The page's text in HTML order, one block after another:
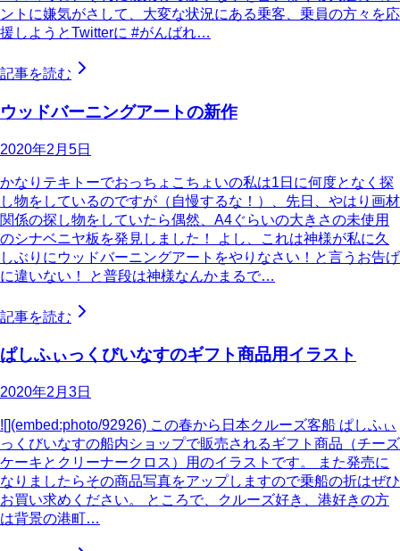
ントに嫌気がさして、大変な状況にある乗客、乗員の方々を応
援しようとTwitterに #がんばれ…
記事を読む
ウッドバーニングアートの新作
2020年2月5日
かなりテキトーでおっちょこちょいの私は1日に何度となく探
し物をしているのですが（自慢するな！）、先日、やはり画材
関係の探し物をしていたら偶然、A4ぐらいの大きさの未使用
のシナベニヤ板を発見しました！ よし、これは神様が私に久
しぶりにウッドバーニングアートをやりなさい！と言うお告げ
に違いない！ と普段は神様なんかまるで…
記事を読む
ぱしふぃっくびいなすのギフト商品用イラスト
2020年2月3日
![](embed:photo/92926) この春から日本クルーズ客船 ぱしふぃ
っくびいなすの船内ショップで販売されるギフト商品（チーズ
ケーキとクリーナークロス）用のイラストです。 また発売に
なりましたらその商品写真をアップしますので乗船の折はぜひ
お買い求めください。 ところで、クルーズ好き、港好きの方
は背景の港町…